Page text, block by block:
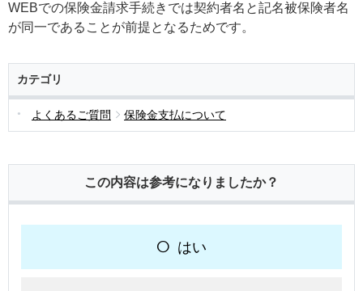
WEBでの保険金請求手続きでは契約者名と記名被保険者名
が同一であることが前提となるためです。
カテゴリ
よくあるご質問 保険金支払について
この内容は参考になりましたか？
はい